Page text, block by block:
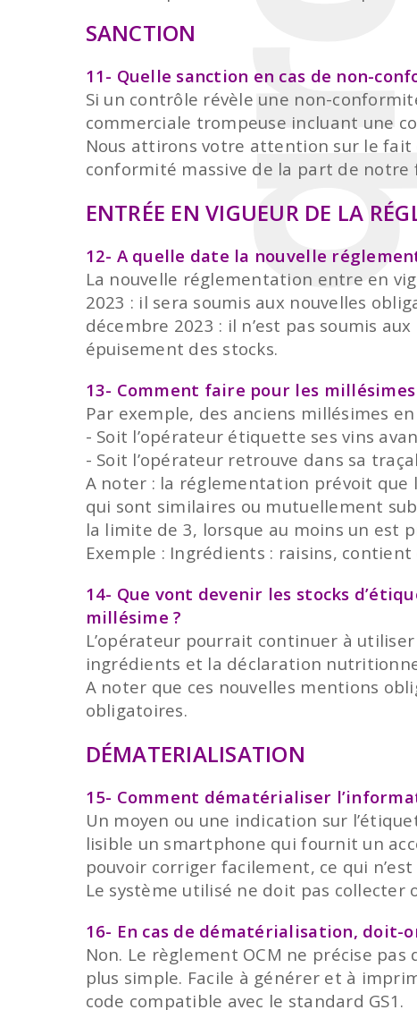
SANCTION
11- Quelle sanction en cas de non-
Si un contrôle révèle une non-
commerciale trompeuse incluant une
Nous attirons votre attention sur le fait
conformité massive de la part de
ENTRÉE EN VIGUEUR DE LA
12- A quelle date la nouvelle
La nouvelle réglementation entre en
2023 : il sera soumis aux nouvelles
décembre 2023 : il n’est pas soumis
épuisement des stocks.
13- Comment faire pour les
Par exemple, des anciens millésimes
- Soit l’opérateur étiquette ses vins
- Soit l’opérateur retrouve dans sa
A noter : la réglementation prévoit que
qui sont similaires ou mutuellement
la limite de 3, lorsque au moins un est
Exemple : Ingrédients : raisins,
14- Que vont devenir les stocks
millésime ?
L’opérateur pourrait continuer à
ingrédients et la déclaration
A noter que ces nouvelles mentions
obligatoires.
DÉMATERIALISATION
15- Comment dématérialiser
Un moyen ou une indication sur
lisible un smartphone qui fournit un
pouvoir corriger facilement, ce qui
Le système utilisé ne doit pas collecter
16- En cas de dématérialisation, doit-
Non. Le règlement OCM ne précise
plus simple. Facile à générer et à
code compatible avec le standard GS1.